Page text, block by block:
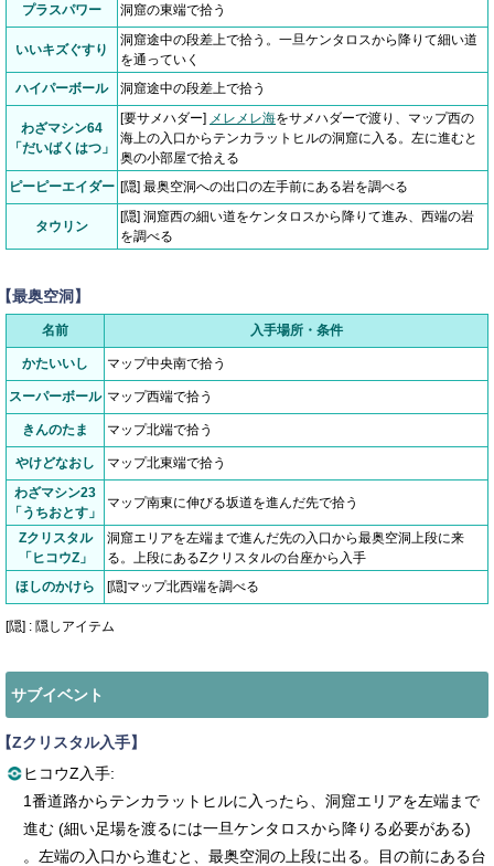
プラスパワー 洞窟の東端で拾う
いいキズぐすり
洞窟途中の段差上で拾う。一旦ケンタロスから降りて細い道
を通っていく
ハイパーボール
洞窟途中の段差上で拾う
わざマシン64
「だいばくはつ」
[要サメハダー] メレメレ海をサメハダーで渡り、マップ西の
海上の入口からテンカラットヒルの洞窟に入る。左に進むと
奥の小部屋で拾える
ピーピーエイダー [隠] 最奥空洞への出口の左手前にある岩を調べる
タウリン
[隠] 洞窟西の細い道をケンタロスから降りて進み、西端の岩
を調べる
最奥空洞】
名前 入手場所・条件
かたいいし マップ中央南で拾う
スーパーボール マップ西端で拾う
きんのたま マップ北端で拾う
やけどなおし
マップ北東端で拾う
わざマシン23
「うちおとす」
マップ南東に伸びる坂道を進んだ先で拾う
Zクリスタル
「ヒコウZ」
洞窟エリアを左端まで進んだ先の入口から最奥空洞上段に来
る。上段にあるZクリスタルの台座から入手
ほしのかけら
[隠]マップ北西端を調べる
[隠] : 隠しアイテム
サブイベント
Zクリスタル入手】
ヒコウZ入手:
1番道路からテンカラットヒルに入ったら、洞窟エリアを左端まで
進む (細い足場を渡るには一旦ケンタロスから降りる必要がある)
。左端の入口から進むと、最奥空洞の上段に出る。目の前にある台